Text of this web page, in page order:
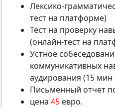
Лексико-
тест на платформе)
Тест на проверку
(онлайн-тест на
Устное
коммуникативных
аудирования (15 мин
Письменный отчет
цена 45 евро.